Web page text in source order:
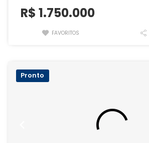
R$ 1.750.000
FAVORITOS
Pronto